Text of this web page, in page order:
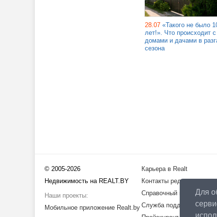
Для
28.07 «Такого не было
лет!». Что происходит с
домами и дачами в
сезона
© 2005-2026
Недвижимость на REALT.BY
Наши проекты:
Мобильное приложение Realt.by
Карьера в Realt
Контакты редакции
Справочный центр
Служба поддержки